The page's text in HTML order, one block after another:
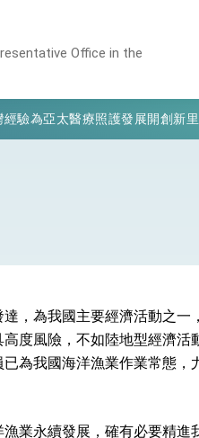
Office in the
驗為亞太醫療照護發展開創新
「台灣智慧醫療與健康產業展
向世界 盼與理念相近國家共同
問
家邁出合作第一步
性突破 總統強調將以3大面向
不疊加 我輸美2072項產品豁免對
，為我國主要經濟活動之
度風險，不如陸地型經濟
為我國海洋漁業作業常態
業永續發展，確有必要精